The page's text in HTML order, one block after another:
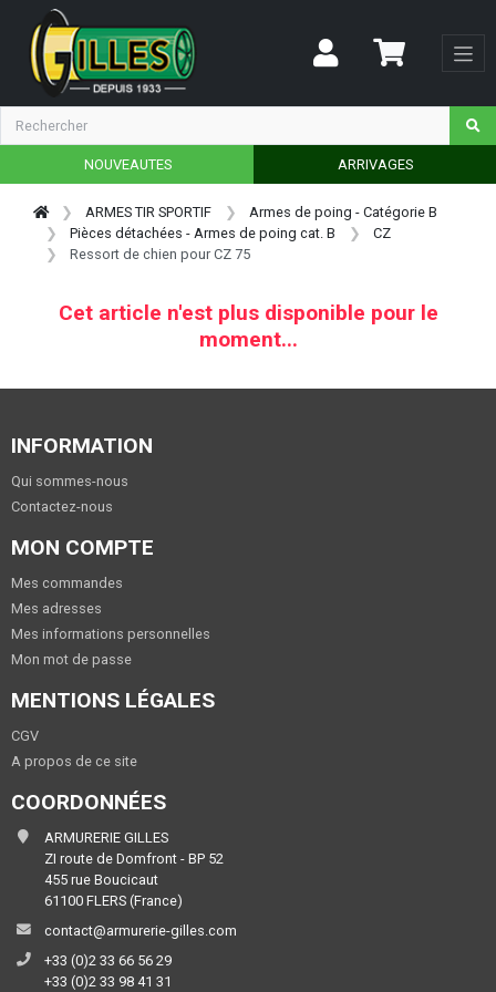
NOUVEAUTES ARRIVAGES
ARMES TIR SPORTIF
Armes de poing - Catégorie B
Pièces détachées - Armes de poing cat. B
CZ
Ressort de chien pour CZ 75
Cet article n'est plus disponible pour le
moment...
INFORMATION
Qui sommes-nous
Contactez-nous
MON COMPTE
Mes commandes
Mes adresses
Mes informations personnelles
Mon mot de passe
MENTIONS LÉGALES
CGV
A propos de ce site
COORDONNÉES
ARMURERIE GILLES
ZI route de Domfront - BP 52
455 rue Boucicaut
61100 FLERS (France)
contact@armurerie-gilles.com
+33 (0)2 33 66 56 29
+33 (0)2 33 98 41 31